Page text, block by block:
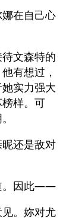
在自己心
文森特的
有想过，
实力强大
样。可
还是敌对
。因此——
见。妳对尤